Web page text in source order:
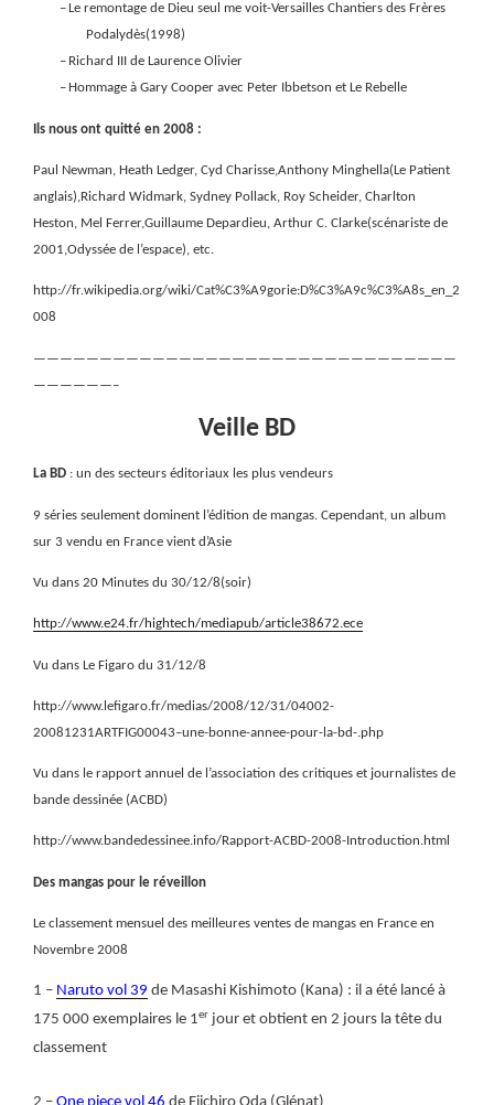
– Le remontage de Dieu seul me voit-Versailles Chantiers des Frères
Podalydès(1998)
– Richard III de Laurence Olivier
– Hommage à Gary Cooper avec Peter Ibbetson et Le Rebelle
Ils nous ont quitté en 2008 :
Paul Newman, Heath Ledger, Cyd Charisse,Anthony Minghella(Le Patient
anglais),Richard Widmark, Sydney Pollack, Roy Scheider, Charlton
Heston, Mel Ferrer,Guillaume Depardieu, Arthur C. Clarke(scénariste de
2001,Odyssée de l’espace), etc.
http://fr.wikipedia.org/wiki/Cat%C3%A9gorie:D%C3%A9c%C3%A8s_en_2
008
————————————————————————————————
——————–
Veille BD
La BD : un des secteurs éditoriaux les plus vendeurs
9 séries seulement dominent l’édition de mangas. Cependant, un album
sur 3 vendu en France vient d’Asie
Vu dans 20 Minutes du 30/12/8(soir)
http://www.e24.fr/hightech/mediapub/article38672.ece
Vu dans Le Figaro du 31/12/8
http://www.lefigaro.fr/medias/2008/12/31/04002-
20081231ARTFIG00043–une-bonne-annee-pour-la-bd-.php
Vu dans le rapport annuel de l’association des critiques et journalistes de
bande dessinée (ACBD)
http://www.bandedessinee.info/Rapport-ACBD-2008-Introduction.html
Des mangas pour le réveillon
Le classement mensuel des meilleures ventes de mangas en France en
Novembre 2008
1 – Naruto vol 39 de Masashi Kishimoto (Kana) : il a été lancé à
175 000 exemplaires le 1er jour et obtient en 2 jours la tête du
classement